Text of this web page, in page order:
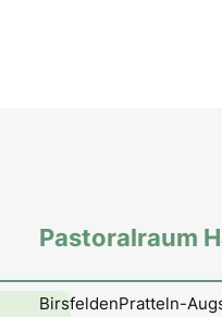
Pastoralraum
BirsfeldenPratteln-